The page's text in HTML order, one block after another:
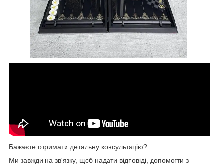
Бажаєте отримати детальну консультацію?
Ми завжди на зв'язку, щоб надати відповіді, допомогти з